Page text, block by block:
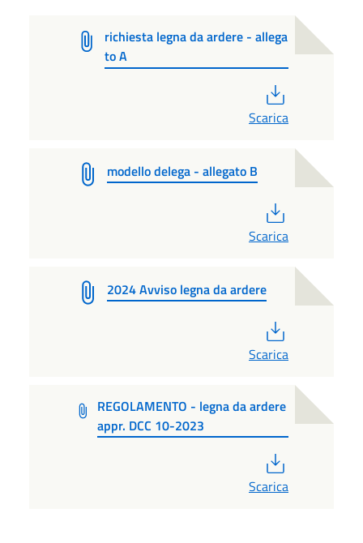
richiesta legna da ardere - allega
to A
Scarica
modello delega - allegato B
Scarica
2024 Avviso legna da ardere
Scarica
REGOLAMENTO - legna da ardere
appr. DCC 10-2023
Scarica